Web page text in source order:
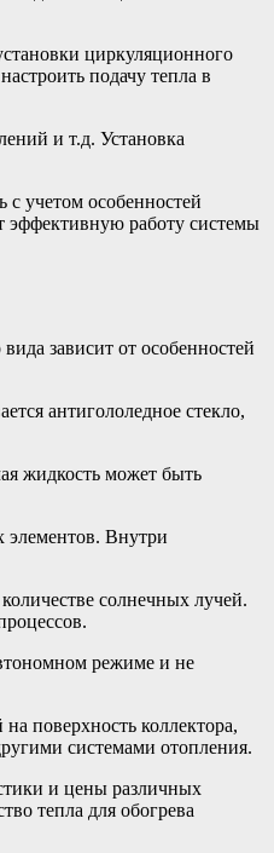
циркуляционного
подачу тепла в
и т.д. Установка
учетом особенностей
эффективную работу системы
зависит от особенностей
антигололедное стекло,
жидкость может быть
элементов. Внутри
солнечных лучей.
режиме и не
поверхность коллектора,
системами отопления.
и цены различных
тепла для обогрева